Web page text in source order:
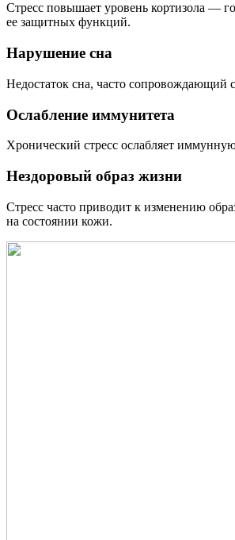
Стресс повышает уровень кортизола —
ее защитных функций.
Нарушение сна
Недостаток сна, часто сопровождающий
Ослабление иммунитета
Хронический стресс ослабляет
Нездоровый образ жизни
Стресс часто приводит к изменению
на состоянии кожи.